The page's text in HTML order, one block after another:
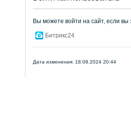
Вы можете войти на сайт, если вы
Битрикс24
Дата изменения: 18.08.2024 20:44